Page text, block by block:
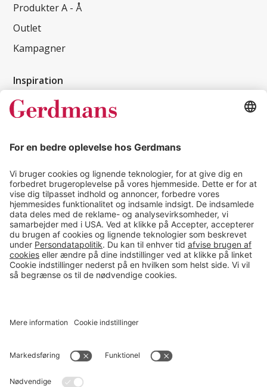
Produkter A - Å
Outlet
Kampagner
Inspiration
Kundereferencer
Tips & guides
Kontakt
salg@gerdmans.dk
49 18 07 07
Salgsafdeling åbningstider
08.00-16.00
© 2026 Gerdmans Kontor- & Lagerudstyr A/S Alle priser er ekskl.
Cookie indstillinger